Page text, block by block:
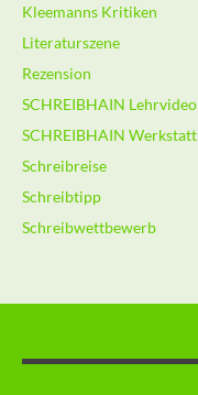
Kleemanns Kritiken
Literaturszene
Rezension
SCHREIBHAIN Lehrvideo
SCHREIBHAIN Werkstatt
Schreibreise
Schreibtipp
Schreibwettbewerb